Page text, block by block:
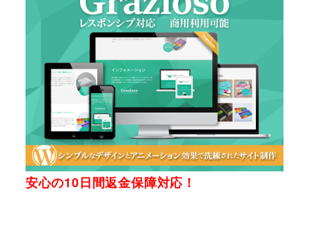
安心の10日間返金保障対応！